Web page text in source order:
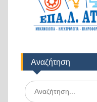
Αναζήτηση
Search
for: